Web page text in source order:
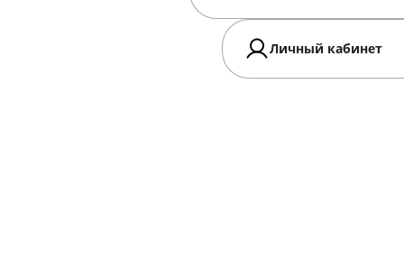
Личный кабинет